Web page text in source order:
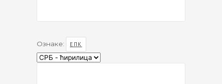
Ознаке: ЕПК
Choose